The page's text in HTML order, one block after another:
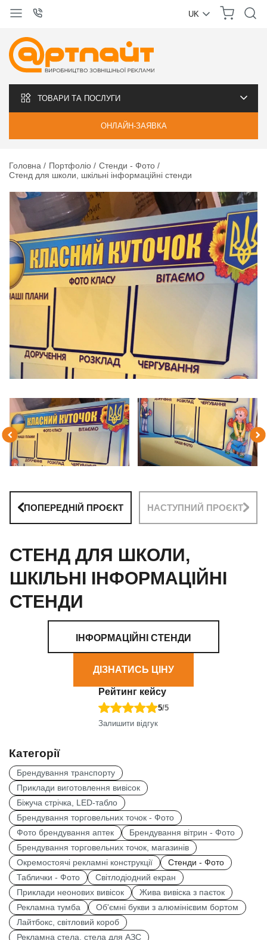
UK
ТОВАРИ ТА ПОСЛУГИ
ОНЛАЙН-ЗАЯВКА
Головна Портфоліо
Стенди - Фото
Стенд для школи, шкільні інформаційні стенди
ПОПЕРЕДНІЙ ПРОЄКТ НАСТУПНИЙ ПРОЄКТ
СТЕНД ДЛЯ ШКОЛИ,
ШКІЛЬНІ ІНФОРМАЦІЙНІ
СТЕНДИ
ІНФОРМАЦІЙНІ СТЕНДИ
ДІЗНАТИСЬ ЦІНУ
Рейтинг кейсу
5/5
Залишити відгук
Категорії
Брендування транспорту
Приклади виготовлення вивісок
Біжуча стрічка, LED-табло
Брендування торговельних точок - Фото
Фото брендування аптек
Брендування вітрин - Фото
Брендування торговельних точок, магазинів
Окремостоячі рекламні конструкції
Стенди - Фото
Таблички - Фото
Світлодіодний екран
Приклади неонових вивісок
Жива вивіска з паєток
Рекламна тумба
Об'ємні букви з алюмінієвим бортом
Лайтбокс, світловий короб
Рекламна стела, стела для АЗС